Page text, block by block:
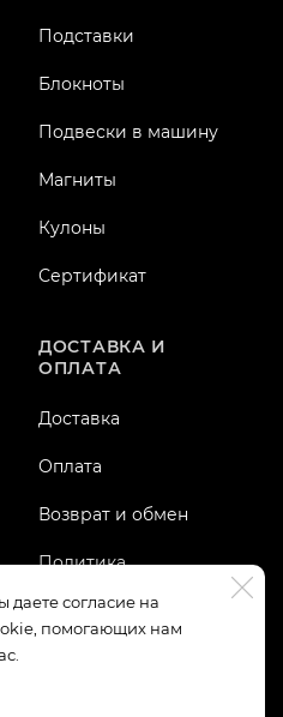
даете согласие на
помогающих нам
Подставки
Блокноты
Подвески в машину
Магниты
Кулоны
Сертификат
ДОСТАВКА И
ОПЛАТА
Доставка
Оплата
Возврат и обмен
Политика
конфиденциальности
Публичная оферта